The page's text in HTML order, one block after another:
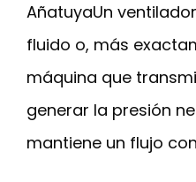
AñatuyaUn
fluido o, más
máquina que
generar la presión
mantiene un flujo